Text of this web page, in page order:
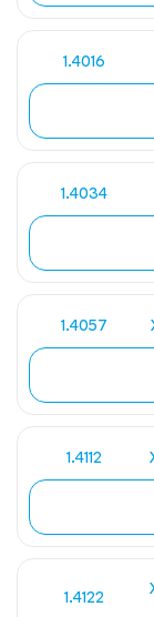
1.4016
1.4034
1.4057
1.4112
1.4122